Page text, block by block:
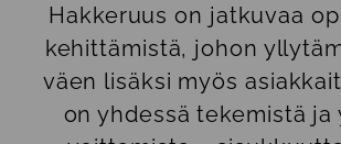
Hakkeruus on jatkuvaa
kehittämistä, johon
väen lisäksi myös
on yhdessä tekemistä ja